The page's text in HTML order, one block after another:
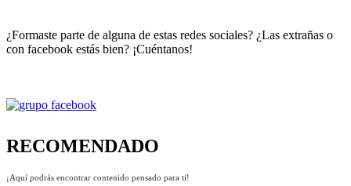
¿Formaste parte de alguna de estas redes sociales? ¿Las extrañas o
con facebook estás bien? ¡Cuéntanos!
RECOMENDADO
¡Aquí podrás encontrar contenido pensado para ti!